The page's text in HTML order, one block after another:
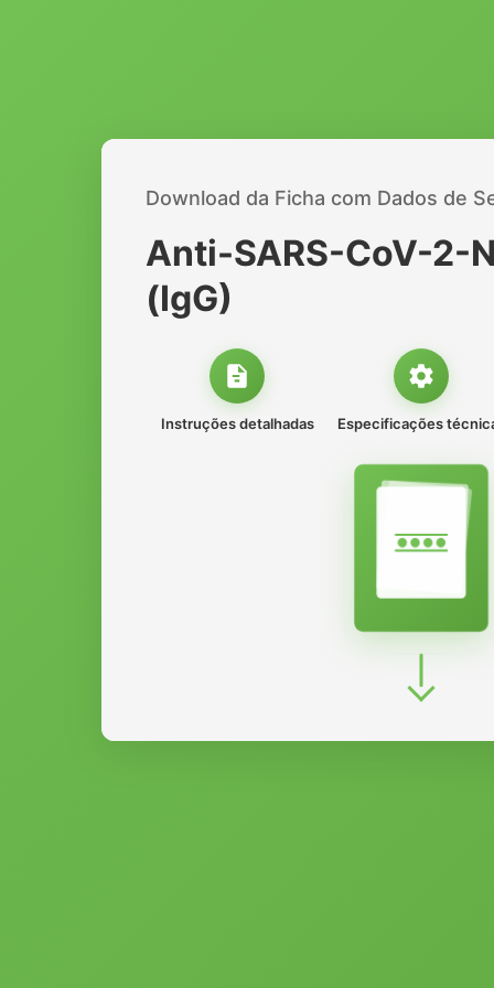
Download da Ficha com Dados de
Anti-SARS-CoV-2-
(IgG)
Instruções detalhadas Especificações